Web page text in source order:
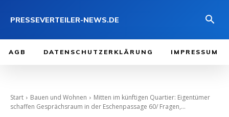
PRESSEVERTEILER-NEWS.DE
AGB DATENSCHUTZERKLÄRUNG IMPRESSUM
Start Bauen und Wohnen
Mitten im künftigen Quartier: Eigentümer
schaffen Gesprächsraum in der Eschenpassage 60/ Fragen,...